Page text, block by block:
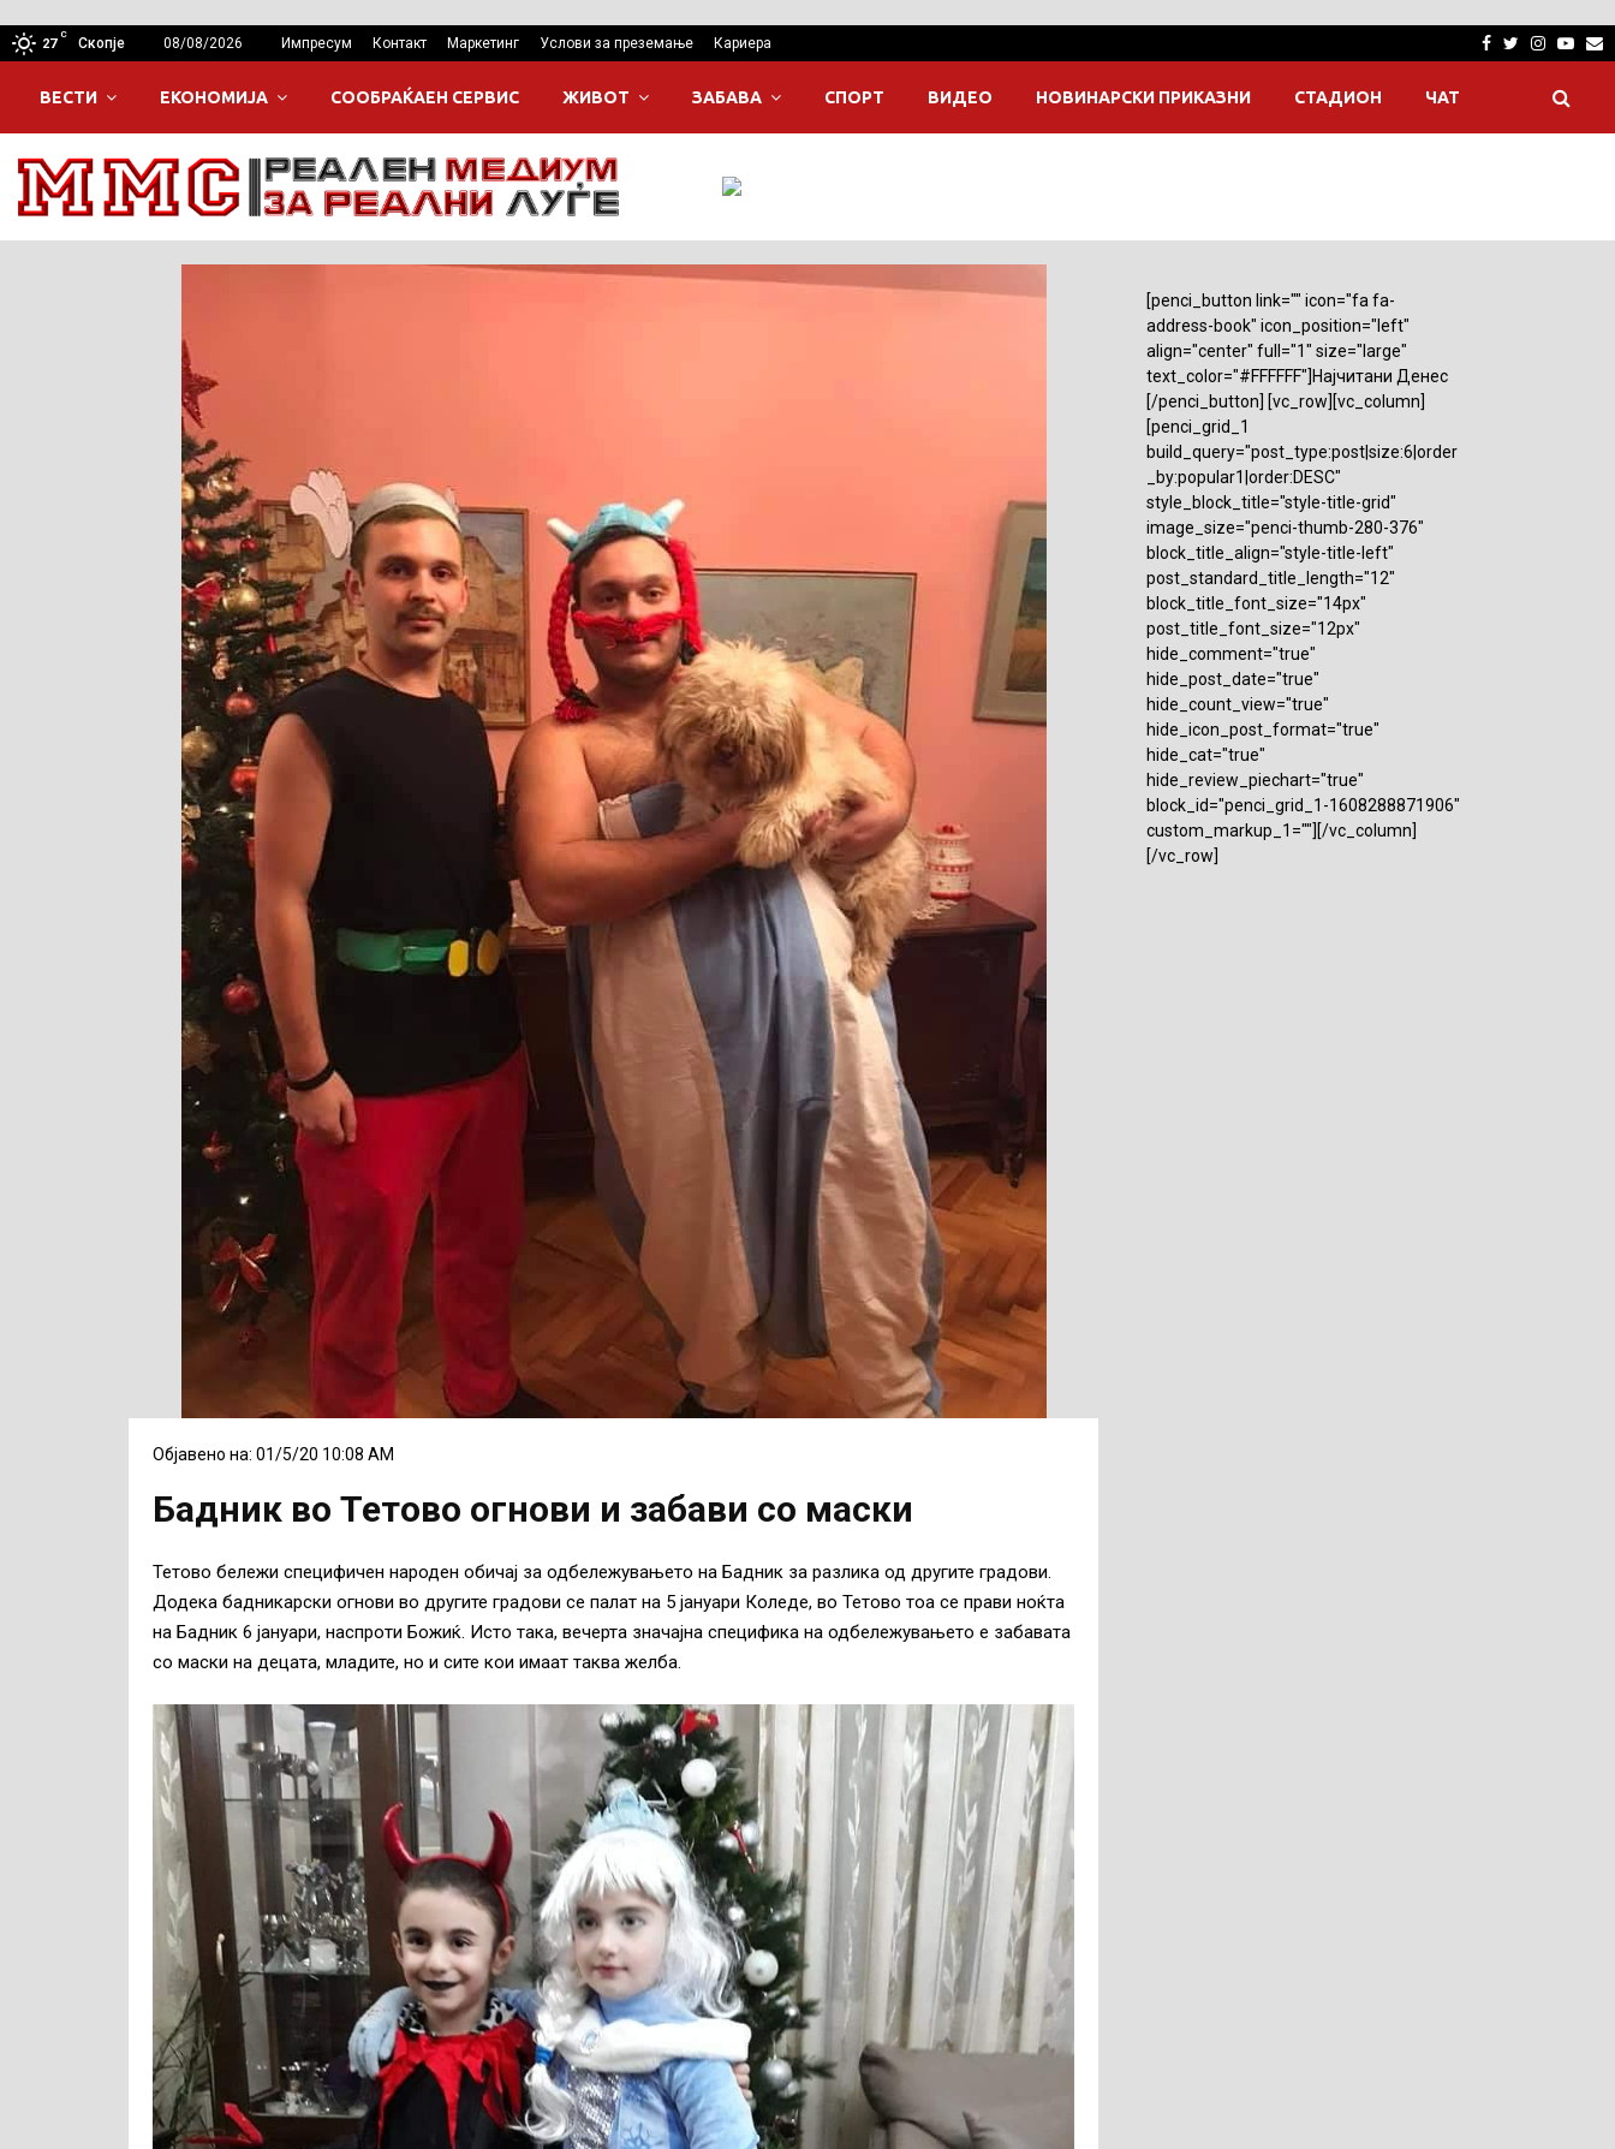
27
C
Скопје 08/08/2026 Импресум Контакт Маркетинг Услови за преземање Кариера Facebook
Twitter
ВЕСТИ ЕКОНОМИЈА СООБРАЌАЕН СЕРВИС ЖИВОТ ЗАБАВА СПОРТ ВИДЕО НОВИНАРСКИ ПРИКАЗНИ СТАДИОН ЧАТ
Објавено на: 01/5/20 10:08 AM
Бадник во Тетово огнови и забави со маски
Тетово бележи специфичен народен обичај за одбележувањето на Бадник за разлика од другите градови.
Додека бадникарски огнови во другите градови се палат на 5 јануари Коледе, во Тетово тоа се прави ноќта
на Бадник 6 јануари, наспроти Божиќ. Исто така, вечерта значајна специфика на одбележувањето е забавата
со маски на децата, младите, но и сите кои имаат таква желба.
[penci_button link="" icon="fa fa-
address-book" icon_position="left"
align="center" full="1" size="large"
text_color="#FFFFFF"]Најчитани Денес
[/penci_button] [vc_row][vc_column]
[penci_grid_1
build_query="post_type:post|size:6|order
_by:popular1|order:DESC"
style_block_title="style-title-grid"
image_size="penci-thumb-280-376"
block_title_align="style-title-left"
post_standard_title_length="12"
block_title_font_size="14px"
post_title_font_size="12px"
hide_comment="true"
hide_post_date="true"
hide_count_view="true"
hide_icon_post_format="true"
hide_cat="true"
hide_review_piechart="true"
block_id="penci_grid_1-1608288871906"
custom_markup_1=""][/vc_column]
[/vc_row]